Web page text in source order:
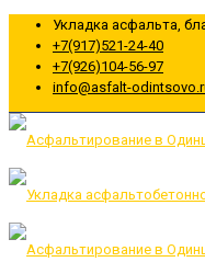
Укладка асфальта,
+7(917)521-24-40
+7(926)104-56-97
info@asfalt-